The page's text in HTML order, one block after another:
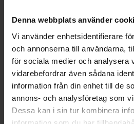
Denna webbplats använder
Vi använder enhetsidentifierare
och annonserna till användarna,
för sociala medier och analysera
vidarebefordrar även sådana
information från din enhet till de
annons- och analysföretag som
Dessa kan i sin tur kombinera
information som du har